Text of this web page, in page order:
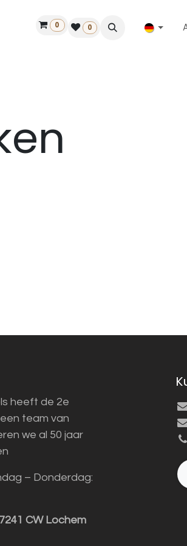
Finde einen Händler
0 0
heeft de 2e
team van
we al 50 jaar
– Donderdag:
CW Lochem